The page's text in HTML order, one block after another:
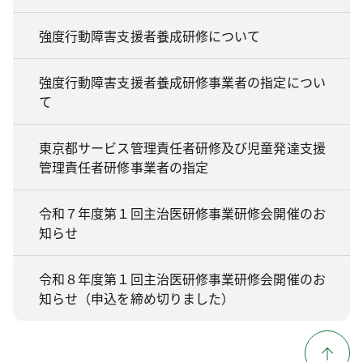
強度行動障害支援者養成研修について
強度行動障害支援者養成研修事業者の指定につい
て
東京都サービス管理責任者研修及び児童発達支援
管理責任者研修事業者の指定
令和７年度第１回主治医研修事業研修会開催のお
知らせ
令和８年度第１回主治医研修事業研修会開催のお
知らせ（申込を締め切りました）